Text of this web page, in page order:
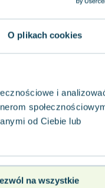
O plikach cookies
i
od Ciebie lub
na wszystkie
story that
the looming